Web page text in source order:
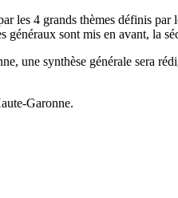
les 4 grands thèmes définis
sont mis en avant, la
une synthèse générale sera
Garonne.